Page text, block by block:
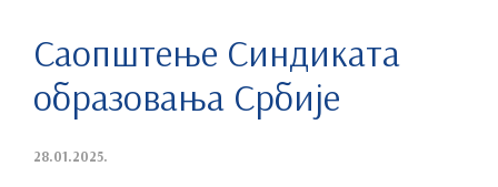
Саопштење Синдиката
образовања Србије
28.01.2025.